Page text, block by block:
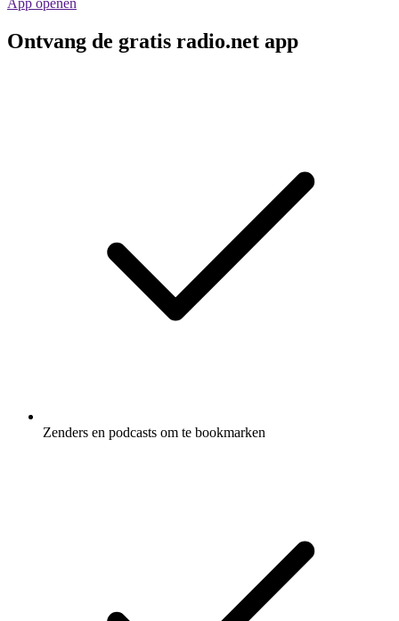
App openen
Ontvang de gratis radio.net app
Zenders en podcasts om te bookmarken